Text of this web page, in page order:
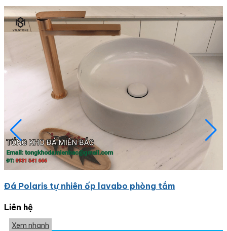
Đá Polaris tự nhiên ốp lavabo phòng tắm
Liên hệ
Xem nhanh